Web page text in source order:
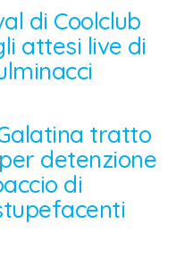
di Coolclub
attesi live di
tratto
detenzione
di